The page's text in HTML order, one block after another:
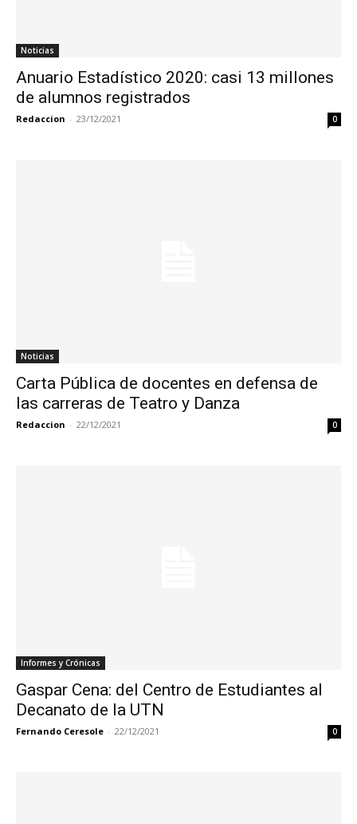
Noticias
Anuario Estadístico 2020: casi 13 millones
de alumnos registrados
Redaccion - 23/12/2021 0
Noticias
Carta Pública de docentes en defensa de
las carreras de Teatro y Danza
Redaccion - 22/12/2021 0
Informes y Crónicas
Gaspar Cena: del Centro de Estudiantes al
Decanato de la UTN
Fernando Ceresole - 22/12/2021 0